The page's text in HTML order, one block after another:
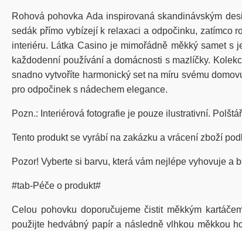
Rohová pohovka Ada inspirovaná skandinávským
sedák přímo vybízejí k relaxaci a odpočinku, zatímco
interiéru. Látka Casino je mimořádně měkký samet
každodenní používání a domácnosti s mazlíčky.
snadno vytvoříte harmonický set na míru svému
pro odpočinek s nádechem elegance.
Pozn.: Interiérová fotografie je pouze ilustrativní.
Tento produkt se vyrábí na zakázku a vrácení zboží
Pozor! Vyberte si barvu, která vám nejlépe vyhovuje a
#tab-Péče o produkt#
Celou pohovku doporučujeme čistit měkkým
použijte hedvábný papír a následně vlhkou měkkou